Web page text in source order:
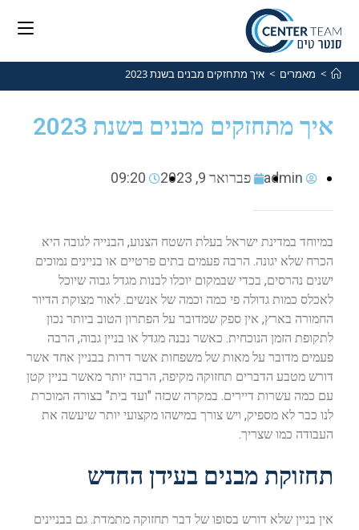
> מאמרים > איך מתחזקים מבנים בשנת 2023
איך מתחזקים מבנים בשנת 2023
admin פברואר 9, 2023 09:20
במיוחד במדינת ישראל בעלת השטח הצנוע, הבנייה לגובה היא
הכרח שלא יגונה. הרבה פעמים בתים פרטיים או בניינים נמוכים
ישנים נהרסים, בכדי שבמקום יוכלו לבנות מגדל גבוה שיוכל
לאכלס כמות גדולה פי כמה וכמה של אנשים. לאור מצוקת הדיור
החמורה בארץ, אין ספק שמדובר על הפתרון הטוב ביותר נכון
לתקופת הזמן הנוכחית. כאשר נבנה מגדל או בניין גבוה, הרבה
פעמים מדובר על מאות של משפחות אשר דרות בבניין אחד אשר
דורש מטבע הדברים תחזוקה מקיפה, הרבה יותר מאשר בניין קטן
עם כמה עשרות דיירים. במקרה שכזה "ועד בית" בצורה המוכרת
לנו כבר לא מספיק, ויש צורך במישהו מקצועי יותר שיעשה את
העבודה כמו שצריך.
תחזוקת מבנים בעידן החדש
אין בניין שלא דורש בסופו של דבר תחזוקה מתמדת. גם בבניינים